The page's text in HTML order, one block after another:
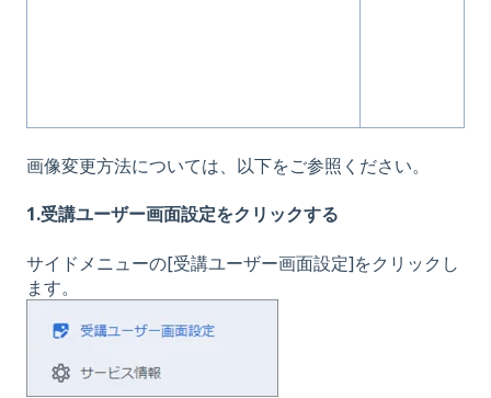
画像変更方法については、以下をご参照ください。
1.受講ユーザー画面設定をクリックする
サイドメニューの[受講ユーザー画面設定]をクリックし
ます。